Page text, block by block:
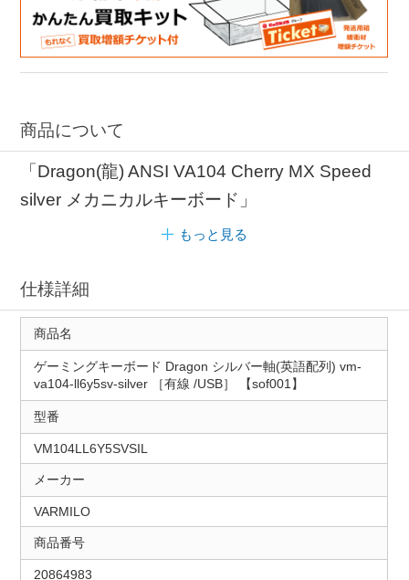
商品について
「Dragon(龍) ANSI VA104 Cherry MX Speed
silver メカニカルキーボード」
もっと見る
仕様詳細
商品名
ゲーミングキーボード Dragon シルバー軸(英語配列) vm-
va104-ll6y5sv-silver ［有線 /USB］ 【sof001】
型番
VM104LL6Y5SVSIL
メーカー
VARMILO
商品番号
20864983